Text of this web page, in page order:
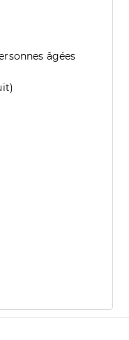
âgées